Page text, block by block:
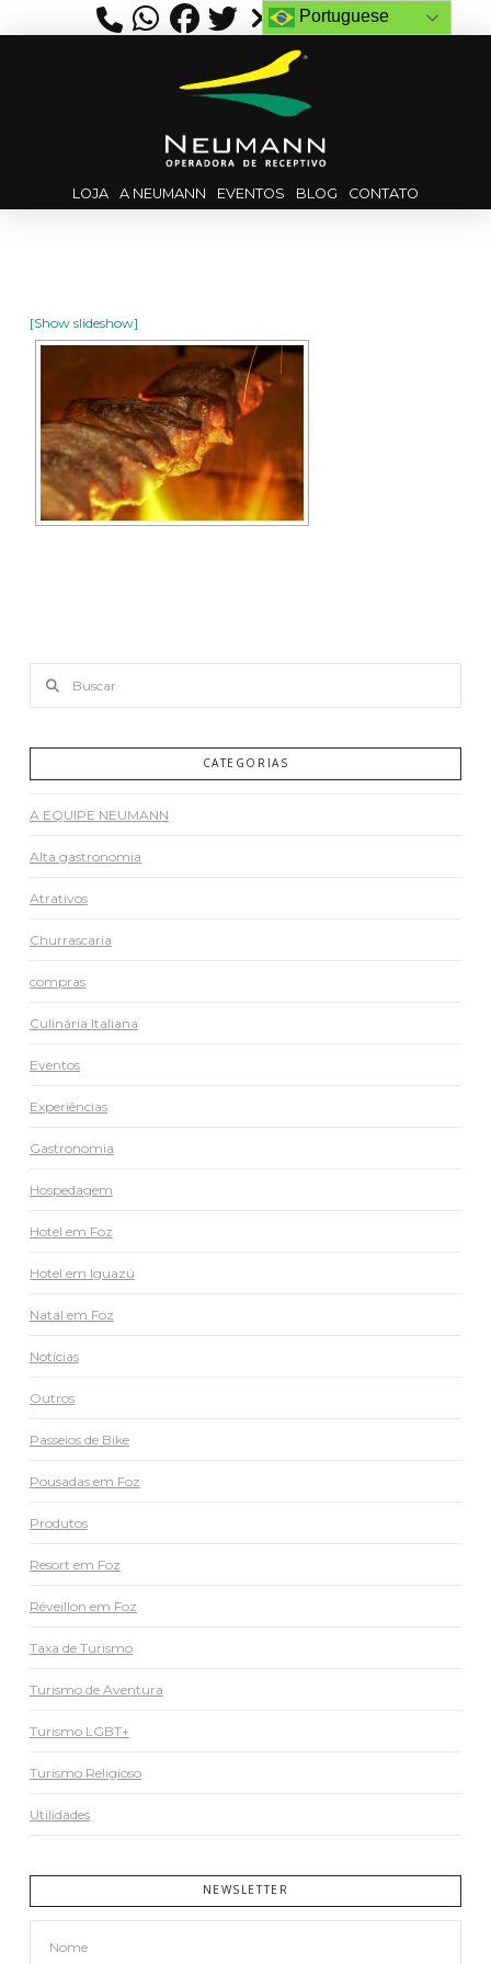
LOJA A NEUMANN EVENTOS BLOG CONTATO
[Show slideshow]
CATEGORIAS
A EQUIPE NEUMANN
Alta gastronomia
Atrativos
Churrascaria
compras
Culinária Italiana
Eventos
Experiências
Gastronomia
Hospedagem
Hotel em Foz
Hotel em Iguazú
Natal em Foz
Notícias
Outros
Passeios de Bike
Pousadas em Foz
Produtos
Resort em Foz
Réveillon em Foz
Taxa de Turismo
Turismo de Aventura
Turismo LGBT+
Turismo Religioso
Utilidades
NEWSLETTER
Portuguese